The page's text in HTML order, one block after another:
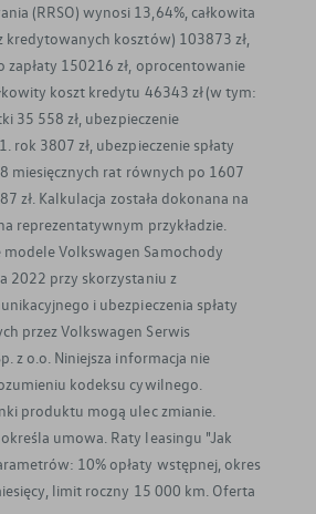
(RRSO) wynosi 13,64%, całkowita
kosztów) 103873 zł,
zapłaty 150216 zł, oprocentowanie
koszt kredytu 46343 zł (w tym:
35 558 zł, ubezpieczenie
rok 3807 zł, ubezpieczenie spłaty
miesięcznych rat równych po 1607
zł. Kalkulacja została dokonana na
reprezentatywnym przykładzie.
Volkswagen Samochody
2022 przy skorzystaniu z
i ubezpieczenia spłaty
przez Volkswagen Serwis
z o.o. Niniejsza informacja nie
kodeksu cywilnego.
produktu mogą ulec zmianie.
umowa. Raty leasingu "Jak
10% opłaty wstępnej, okres
limit roczny 15 000 km. Oferta